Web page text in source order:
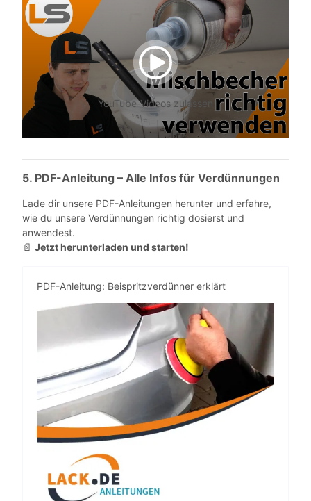
YouTube-Videos zulassen
5. PDF-Anleitung – Alle Infos für Verdünnungen
Lade dir unsere PDF-Anleitungen herunter und erfahre,
wie du unsere Verdünnungen richtig dosierst und
anwendest.
📄 Jetzt herunterladen und starten!
PDF-Anleitung: Beispritzverdünner erklärt